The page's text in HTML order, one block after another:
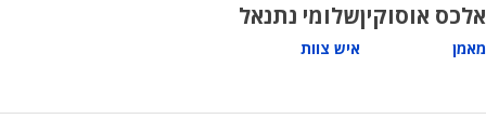
אלכס אוסוקין
מאמן
שלומי נתנאל
איש צוות